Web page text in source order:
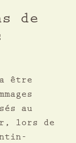
de
être
au
lors de